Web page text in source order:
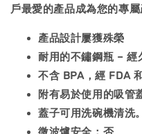
戶最愛的產品成為您的專屬
產品設計屢獲殊榮
耐用的不鏽鋼瓶 – 經
不含 BPA，經 FDA
附有易於使用的吸管
蓋子可用洗碗機清洗